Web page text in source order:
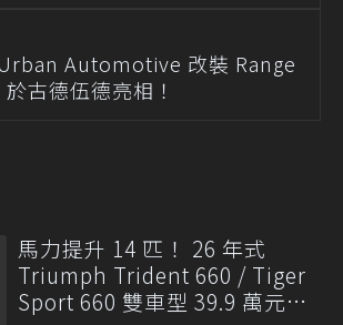
Automotive 改裝 Range
古德伍德亮相！
馬力提升 14 匹！ 26 年式
Triumph Trident 660 / Tiger
Sport 660 雙車型 39.9 萬元起